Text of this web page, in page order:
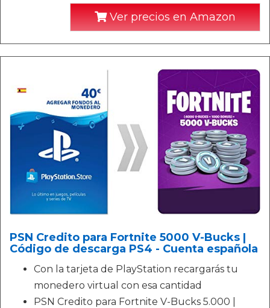
Ver precios en Amazon
PSN Credito para Fortnite 5000 V-Bucks |
Código de descarga PS4 - Cuenta española
Con la tarjeta de PlayStation recargarás tu
monedero virtual con esa cantidad
PSN Credito para Fortnite V-Bucks 5.000 |